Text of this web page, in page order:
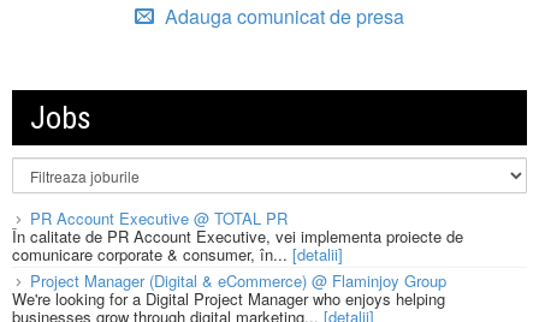
Adauga comunicat de presa
Jobs
PR Account Executive @ TOTAL PR
În calitate de PR Account Executive, vei implementa proiecte de
comunicare corporate & consumer, în... [detalii]
Project Manager (Digital & eCommerce) @ Flaminjoy Group
We're looking for a Digital Project Manager who enjoys helping
businesses grow through digital marketing... [detalii]